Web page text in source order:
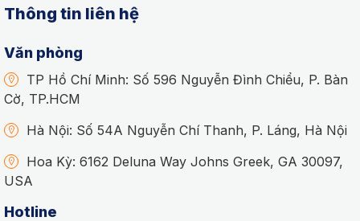
Thông tin liên hệ
Văn phòng
TP Hồ Chí Minh: Số 596 Nguyễn Đình Chiểu, P. Bàn
Cờ, TP.HCM
Hà Nội: Số 54A Nguyễn Chí Thanh, P. Láng, Hà Nội
Hoa Kỳ: 6162 Deluna Way Johns Greek, GA 30097,
USA
Hotline